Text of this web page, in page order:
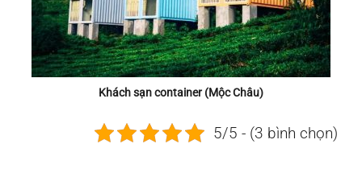
Khách sạn container (Mộc Châu)
5/5 - (3 bình chọn)